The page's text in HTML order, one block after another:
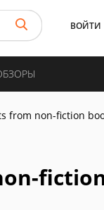
ВОЙТИ
from non-fiction